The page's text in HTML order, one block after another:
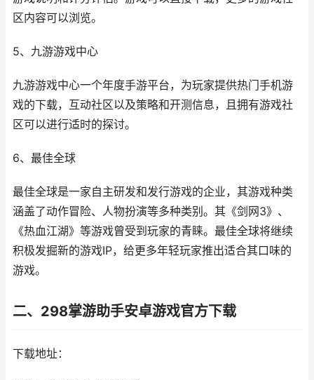
区内容可以浏览。
5、九游游戏中心
九游游戏中心一个年度手游平台，为玩家提供热门手机游
戏的下载，互动社区以及策略和开测信息，且拥有游戏社
区可以进行适时的探讨。
6、最佳全球
最佳全球是一家自主研发和发行游戏的企业，其游戏种类
涵盖了动作冒险、人物扮演等多种类别。其《剑网3》、
《热血江湖》等游戏曾受到玩家的青睐。最佳全球将继续
积极发掘新的游戏IP，给更多年轻玩家推出适合其口味的
游戏。
二、298掌游助手安卓游戏官方下载
下载地址：